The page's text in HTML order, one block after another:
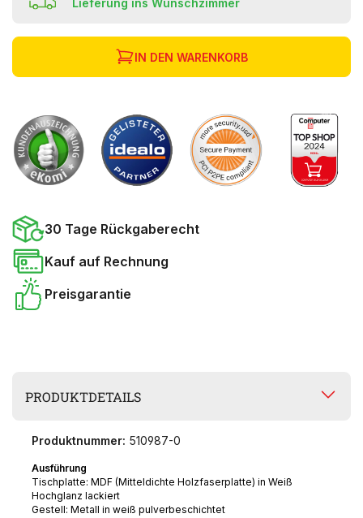
Lieferung ins Wunschzimmer
IN DEN WARENKORB
30 Tage Rückgaberecht
Kauf auf Rechnung
Preisgarantie
PRODUKTDETAILS
Produktnummer: 510987-0
Ausführung
Tischplatte: MDF (Mitteldichte Holzfaserplatte) in Weiß
Hochglanz lackiert
Gestell: Metall in weiß pulverbeschichtet